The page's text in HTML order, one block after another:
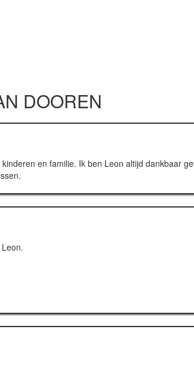
DOOREN
en familie. Ik ben Leon altijd dankbaar